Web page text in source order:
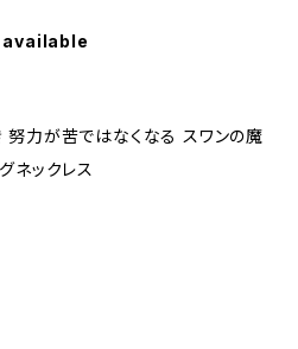
努力が苦ではなくなる スワンの魔
ネックレス